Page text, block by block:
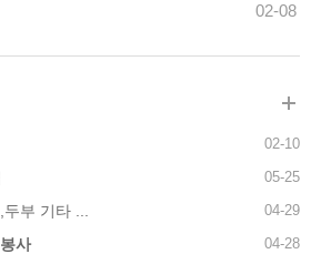
02-08
02-10
05-25
부 기타 ... 04-29
사 04-28